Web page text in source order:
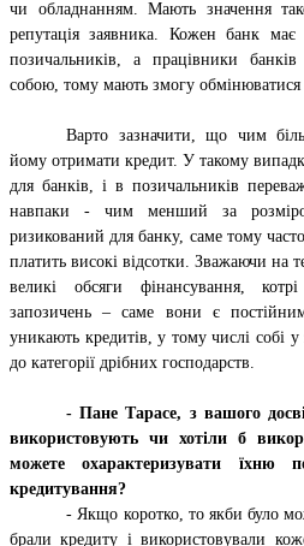
чи обладнанням. Мають значення
репутація заявника. Кожен банк
позичальників, а працівники
собою, тому мають змогу обмінюватися
Варто зазначити, що чим
йому отримати кредит. У такому
для банків, і в позичальників
навпаки - чим менший за
ризикований для банку, саме тому
платить високі відсотки. Зважаючи на
великі обсяги фінансування,
запозичень – саме вони є
уникають кредитів, у тому числі собі
до категорії дрібних господарств.
- Пане Тарасе, з вашого
використовують чи хотіли б
можете охарактеризувати їхню
кредитування?
- Якщо коротко, то якби було
брали кредиту і використовували